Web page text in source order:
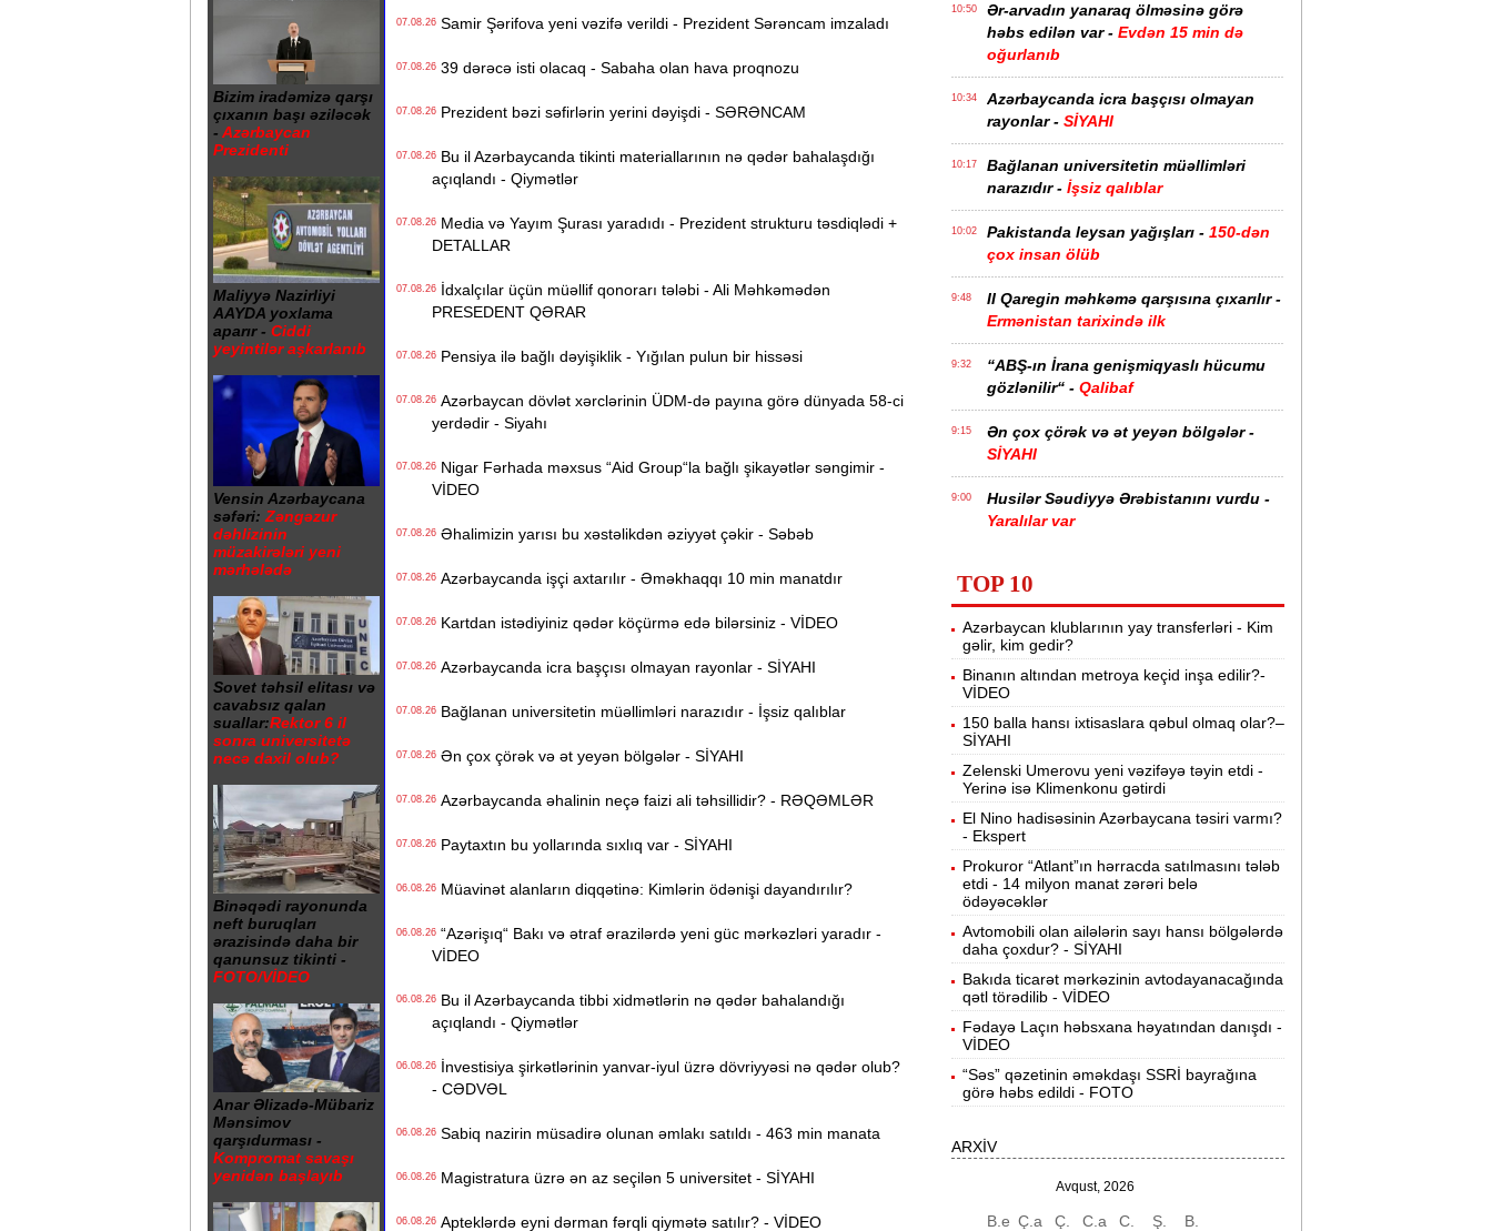
Bizim iradəmizə qarşı
çıxanın başı əziləcək
- Azərbaycan
Prezidenti
Maliyyə Nazirliyi
AAYDA yoxlama
aparır - Ciddi
yeyintilər aşkarlanıb
Vensin Azərbaycana
səfəri: Zəngəzur
dəhlizinin
müzakirələri yeni
mərhələdə
Sovet təhsil elitası və
cavabsız qalan
suallar:Rektor 6 il
sonra universitetə
necə daxil olub?
Binəqədi rayonunda
neft buruqları
ərazisində daha bir
qanunsuz tikinti -
FOTO/VİDEO
Anar Əlizadə-Mübariz
Mənsimov
qarşıdurması -
Kompromat savaşı
yenidən başlayıb
07.08.26Samir Şərifova yeni vəzifə verildi - Prezident Sərəncam imzaladı
07.08.2639 dərəcə isti olacaq - Sabaha olan hava proqnozu
07.08.26Prezident bəzi səfirlərin yerini dəyişdi - SƏRƏNCAM
07.08.26Bu il Azərbaycanda tikinti materiallarının nə qədər bahalaşdığı
açıqlandı - Qiymətlər
07.08.26Media və Yayım Şurası yaradıdı - Prezident strukturu təsdiqlədi +
DETALLAR
07.08.26İdxalçılar üçün müəllif qonorarı tələbi - Ali Məhkəmədən
PRESEDENT QƏRAR
07.08.26Pensiya ilə bağlı dəyişiklik - Yığılan pulun bir hissəsi
07.08.26Azərbaycan dövlət xərclərinin ÜDM-də payına görə dünyada 58-ci
yerdədir - Siyahı
07.08.26Nigar Fərhada məxsus “Aid Group“la bağlı şikayətlər səngimir -
VİDEO
07.08.26Əhalimizin yarısı bu xəstəlikdən əziyyət çəkir - Səbəb
07.08.26Azərbaycanda işçi axtarılır - Əməkhaqqı 10 min manatdır
07.08.26Kartdan istədiyiniz qədər köçürmə edə bilərsiniz - VİDEO
07.08.26Azərbaycanda icra başçısı olmayan rayonlar - SİYAHI
07.08.26Bağlanan universitetin müəllimləri narazıdır - İşsiz qalıblar
07.08.26Ən çox çörək və ət yeyən bölgələr - SİYAHI
07.08.26Azərbaycanda əhalinin neçə faizi ali təhsillidir? - RƏQƏMLƏR
07.08.26Paytaxtın bu yollarında sıxlıq var - SİYAHI
06.08.26Müavinət alanların diqqətinə: Kimlərin ödənişi dayandırılır?
06.08.26“Azərişıq“ Bakı və ətraf ərazilərdə yeni güc mərkəzləri yaradır -
VİDEO
06.08.26Bu il Azərbaycanda tibbi xidmətlərin nə qədər bahalandığı
açıqlandı - Qiymətlər
06.08.26İnvestisiya şirkətlərinin yanvar-iyul üzrə dövriyyəsi nə qədər olub?
- CƏDVƏL
06.08.26Sabiq nazirin müsadirə olunan əmlakı satıldı - 463 min manata
06.08.26Magistratura üzrə ən az seçilən 5 universitet - SİYAHI
06.08.26Apteklərdə eyni dərman fərqli qiymətə satılır? - VİDEO
10:50
Ər-arvadın yanaraq ölməsinə görə
həbs edilən var - Evdən 15 min də
oğurlanıb
10:34
Azərbaycanda icra başçısı olmayan
rayonlar - SİYAHI
10:17
Bağlanan universitetin müəllimləri
narazıdır - İşsiz qalıblar
10:02 Pakistanda leysan yağışları - 150-dən
çox insan ölüb
9:48
II Qaregin məhkəmə qarşısına çıxarılır -
Ermənistan tarixində ilk
9:32
“ABŞ-ın İrana genişmiqyaslı hücumu
gözlənilir“ - Qalibaf
9:15
Ən çox çörək və ət yeyən bölgələr -
SİYAHI
9:00
Husilər Səudiyyə Ərəbistanını vurdu -
Yaralılar var
təhsillidir? -
8:30
Paytaxtın bu yollarında sıxlıq var -
SİYAHI
12:55
Ermənistan suriyalı ermənilərə pasport
verir -81 min dollar ayırıb
12:40 David Seliverstov ölkədən qaçdı -YENİ
İDDİALAR
12:24 Müavinət alanların diqqətinə:
ödənişi dayandırılır?
12:06
“Azərişıq“ Bakı və ətraf ərazilərdə yeni
güc mərkəzləri yaradır -VİDEO
11:49
Bu il Azərbaycanda tibbi xidmətlərin nə
qədər bahalandığı açıqlandı -
Qiymətlər
11:34
İnvestisiya şirkətlərinin yanvar-iyul
üzrə dövriyyəsi nə qədər olub? -
CƏDVƏL
11:20
Sabiq nazirin müsadirə olunan əmlakı
satıldı -463 min manata
TOP 10
Azərbaycan klublarının yay transferləri - Kim
gəlir, kim gedir?
Binanın altından metroya keçid inşa edilir?-
VİDEO
150 balla hansı ixtisaslara qəbul olmaq olar?–
SİYAHI
Zelenski Umerovu yeni vəzifəyə təyin etdi -
Yerinə isə Klimenkonu gətirdi
El Nino hadisəsinin Azərbaycana təsiri varmı?
- Ekspert
Prokuror “Atlant”ın hərracda satılmasını tələb
etdi - 14 milyon manat zərəri belə
ödəyəcəklər
Avtomobili olan ailələrin sayı hansı bölgələrdə
daha çoxdur? - SİYAHI
Bakıda ticarət mərkəzinin avtodayanacağında
qətl törədilib - VİDEO
Fədayə Laçın həbsxana həyatından danışdı -
VİDEO
“Səs” qəzetinin əməkdaşı SSRİ bayrağına
görə həbs edildi - FOTO
ARXİV
Avqust, 2026
B.e Ç.a Ç. C.a C. Ş. B.